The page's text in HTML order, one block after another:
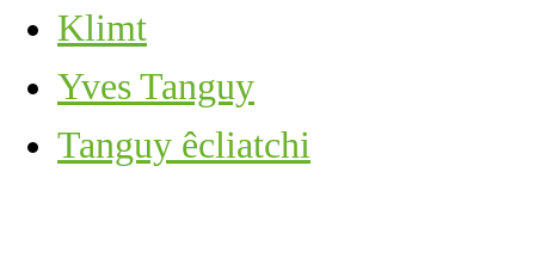
Klimt
Yves Tanguy
Tanguy êcliatchi